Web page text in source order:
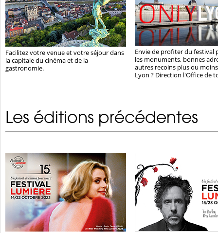
Facilitez votre venue et votre séjour dans
la capitale du cinéma et de la
gastronomie.
Envie de profiter du festival
les monuments, bonnes
autres recoins plus ou
Lyon ? Direction l'Office de
Les éditions précédentes